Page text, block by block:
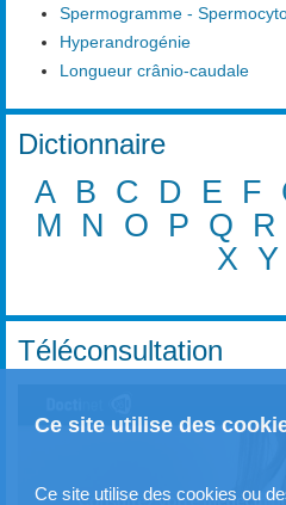
Ce site utilise des
Ce site utilise des cookies ou
Spermogramme -
Hyperandrogénie
Longueur crânio-caudale
Dictionnaire
A B C D E F
M
N O P Q R
X Y
Téléconsultation